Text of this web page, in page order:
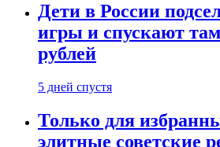
Дети в России
игры и спускают
рублей
5 дней спустя
Только для
элитные советские